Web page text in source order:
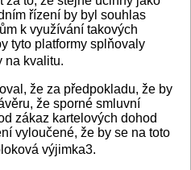
řízení by byl souhlas
k využívání takových
tyto platformy splňovaly
na kvalitu.
že za předpokladu, že by
že sporné smluvní
zákaz kartelových dohod
vyloučené, že by se na toto
výjimka3.